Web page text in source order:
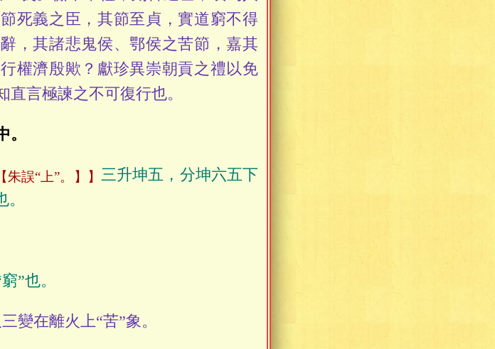
死義之臣，其節至貞，實道窮不得
，其諸悲鬼侯、鄂侯之苦節，嘉其
權濟殷歟？獻珍異崇朝貢之禮以免
言極諫之不可復行也。
【朱誤“上”。】
三升坤五，分坤六五下
”也。
變在離火上“苦”象。